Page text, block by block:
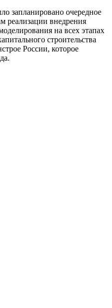
запланировано очередное
реализации внедрения
на всех этапах
строительства
России, которое